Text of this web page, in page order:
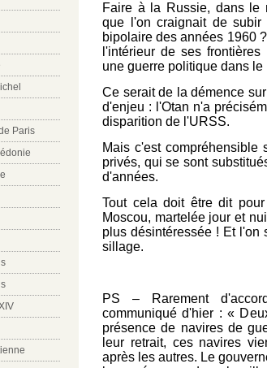
Paris
Faire à la Russie, dans le
que l'on craignait de
bipolaire des années 1960
l'intérieur de ses
une guerre politique dans le
Ce serait de la démence
d'enjeu : l'Otan n'a
disparition de l'URSS.
Mais c'est compréhensible
privés, qui se sont
d'années.
Tout cela doit être dit
Moscou, martelée jour et
plus désintéressée ! Et l'on
sillage.
PS – Rarement
communiqué d'hier :« D
présence de navires de
leur retrait, ces navires
après les autres. Le